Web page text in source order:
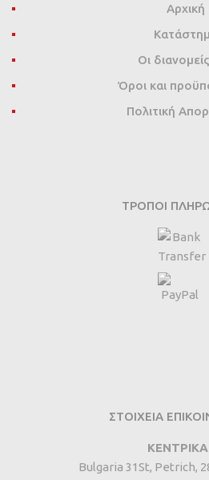
Αρχική
Οι
Όροι και
Πολιτική
ΤΡΌΠΟΙ
ΣΤΟΙΧΕΙΑ
Bulgaria 31St, Petrich,